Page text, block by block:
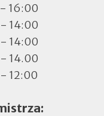
16:00
14:00
14:00
14.00
12:00